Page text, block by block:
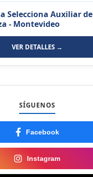
Selecciona Auxiliar de
- Montevideo
VER DETALLES →
SÍGUENOS
Facebook
Instagram